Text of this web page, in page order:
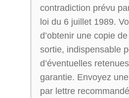
contradiction prévu
loi du 6 juillet 1989.
d’obtenir une copie
sortie, indispensable
d’éventuelles
garantie. Envoyez
par lettre